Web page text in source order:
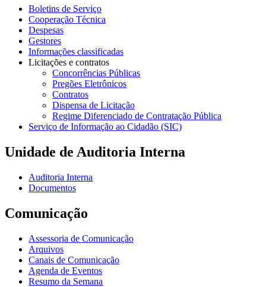
Boletins de Serviço
Cooperação Técnica
Despesas
Gestores
Informações classificadas
Licitações e contratos
Concorrências Públicas
Pregões Eletrônicos
Contratos
Dispensa de Licitação
Regime Diferenciado de Contratação Pública
Serviço de Informação ao Cidadão (SIC)
Unidade de Auditoria Interna
Auditoria Interna
Documentos
Comunicação
Assessoria de Comunicação
Arquivos
Canais de Comunicação
Agenda de Eventos
Resumo da Semana